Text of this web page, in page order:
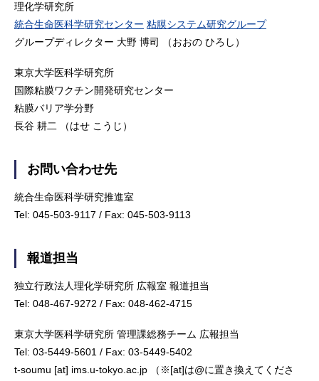
理化学研究所
統合生命医科学研究センター 粘膜システム研究グループ
グループディレクター 大野 博司 （おおの ひろし）
東京大学医科学研究所
国際粘膜ワクチン開発研究センター
粘膜バリア学分野
長谷 耕二 （はせ こうじ）
お問い合わせ先
統合生命医科学研究推進室
Tel: 045-503-9117 / Fax: 045-503-9113
報道担当
独立行政法人理化学研究所 広報室 報道担当
Tel: 048-467-9272 / Fax: 048-462-4715
東京大学医科学研究所 管理課総務チーム 広報担当
Tel: 03-5449-5601 / Fax: 03-5449-5402
t-soumu [at] ims.u-tokyo.ac.jp （※[at]は@に置き換えてくださ